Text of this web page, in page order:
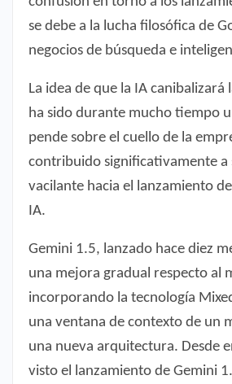
se debe a la lucha filosófica de
negocios de búsqueda e
La idea de que la IA canibalizará
ha sido durante mucho tiempo
pende sobre el cuello de la
contribuido significativamente a
vacilante hacia el lanzamiento
IA.
Gemini 1.5, lanzado hace diez
una mejora gradual respecto al
incorporando la tecnología
una ventana de contexto de un
una nueva arquitectura. Desde
visto el lanzamiento de Gemini